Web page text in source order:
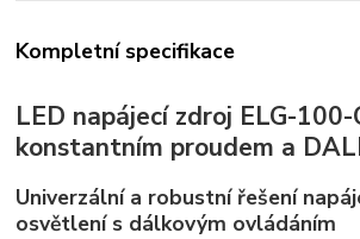
Kompletní specifikace
LED napájecí zdroj ELG-
konstantním proudem a
Univerzální a robustní řešení
osvětlení s dálkovým ovládáním